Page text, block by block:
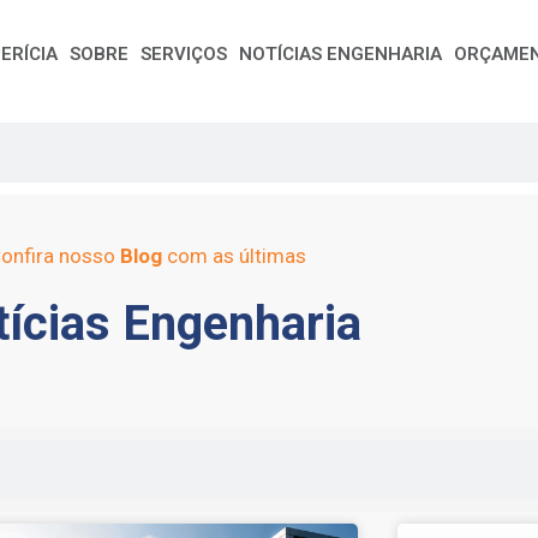
SOBRE SERVIÇOS NOTÍCIAS ENGENHARIA
nosso Blogcom as últimas
Engenharia